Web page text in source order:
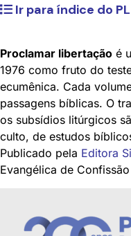
Ir para índice do
Proclamar libertação é
1976 como fruto do
ecumênica. Cada
passagens bíblicas. O
os subsídios litúrgicos
culto, de estudos
Publicado pela Editora
Evangélica de